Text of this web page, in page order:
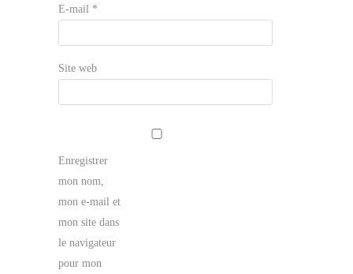
E-mail *
Site web
Enregistrer
mon nom,
mon e-mail et
mon site dans
le navigateur
pour mon